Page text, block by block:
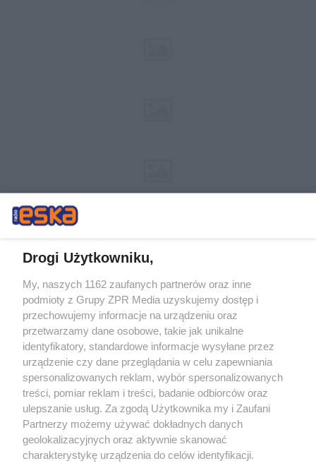
Żaden utwór zamieszczony w serwisie nie może być powielany i
rozpowszechniany lub dalej rozpowszechniany w jakikolwiek sposób (w
tym także elektroniczny lub mechaniczny) na jakimkolwiek polu
eksploatacji w jakiejkolwiek formie, włącznie z umieszczaniem w
Internecie bez pisemnej zgody właściciela praw. Jakiekolwiek użycie lub
wykorzystanie utworów w całości lub w części z naruszeniem prawa,
tzn. bez właściwej zgody, jest zabronione pod groźbą kary i może być
ścigane prawnie.
Drogi Użytkowniku,
My, naszych 1162 zaufanych partnerów oraz inne
podmioty z Grupy ZPR Media uzyskujemy dostęp i
przechowujemy informacje na urządzeniu oraz
przetwarzamy dane osobowe, takie jak unikalne
identyfikatory, standardowe informacje wysyłane przez
urządzenie czy dane przeglądania w celu zapewniania
spersonalizowanych reklam, wybór spersonalizowanych
treści, pomiar reklam i treści, badanie odbiorców oraz
ulepszanie usług. Za zgodą Użytkownika my i Zaufani
Partnerzy możemy używać dokładnych danych
geolokalizacyjnych oraz aktywnie skanować
charakterystykę urządzenia do celów identyfikacji.